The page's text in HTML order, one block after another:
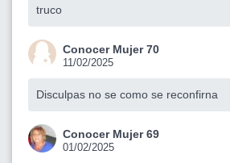
truco
Conocer Mujer 70
11/02/2025
Disculpas no se como se reconfirna
Conocer Mujer 69
01/02/2025